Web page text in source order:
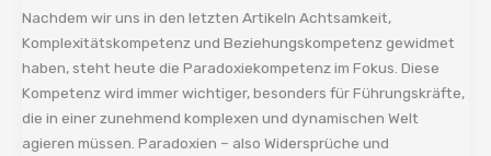
Nachdem wir uns in den letzten Artikeln Achtsamkeit,
Komplexitätskompetenz und Beziehungskompetenz gewidmet
haben, steht heute die Paradoxiekompetenz im Fokus. Diese
Kompetenz wird immer wichtiger, besonders für Führungskräfte,
die in einer zunehmend komplexen und dynamischen Welt
agieren müssen. Paradoxien – also Widersprüche und